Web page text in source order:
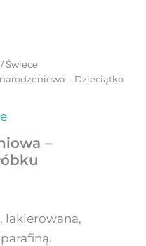
/Świece
– Dzieciątko
–
lakierowana,